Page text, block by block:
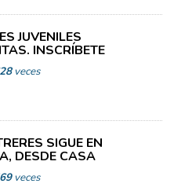
JUVENILES
INSCRÍBETE
veces
SIGUE EN
DESDE CASA
veces